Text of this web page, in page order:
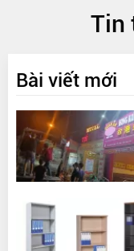
Tin
Bài viết mới